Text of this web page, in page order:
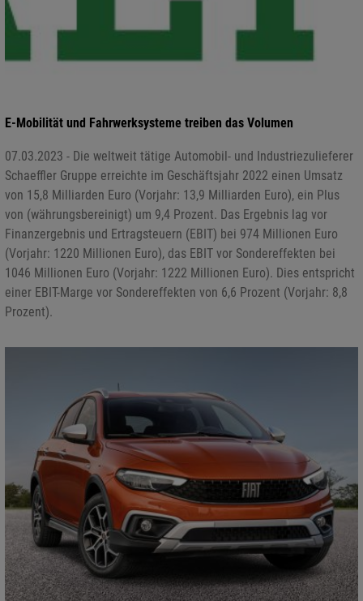
E-Mobilität und Fahrwerksysteme treiben das Volumen
07.03.2023 - Die weltweit tätige Automobil- und Industriezulieferer
Schaeffler Gruppe erreichte im Geschäftsjahr 2022 einen Umsatz
von 15,8 Milliarden Euro (Vorjahr: 13,9 Milliarden Euro), ein Plus
von (währungsbereinigt) um 9,4 Prozent. Das Ergebnis lag vor
Finanzergebnis und Ertragsteuern (EBIT) bei 974 Millionen Euro
(Vorjahr: 1220 Millionen Euro), das EBIT vor Sondereffekten bei
1046 Millionen Euro (Vorjahr: 1222 Millionen Euro). Dies entspricht
einer EBIT-Marge vor Sondereffekten von 6,6 Prozent (Vorjahr: 8,8
Prozent).